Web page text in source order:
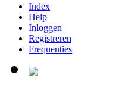
Index
Help
Inloggen
Registreren
Frequenties